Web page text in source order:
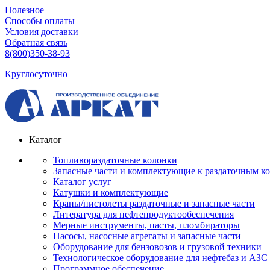
Полезное
Способы оплаты
Условия доставки
Обратная связь
8(800)350-38-93
Круглосуточно
Каталог
Топливораздаточные колонки
Запасные части и комплектующие к раздаточным
Каталог услуг
Катушки и комплектующие
Краны/пистолеты раздаточные и запасные части
Литература для нефтепродуктообеспечения
Мерные инструменты, пасты, пломбираторы
Насосы, насосные агрегаты и запасные части
Оборудование для бензовозов и грузовой техники
Технологическое оборудование для нефтебаз и АЗС